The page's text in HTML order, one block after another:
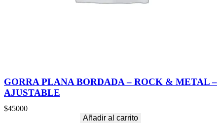
GORRA PLANA BORDADA – ROCK & METAL –
AJUSTABLE
$45000
Añadir al carrito